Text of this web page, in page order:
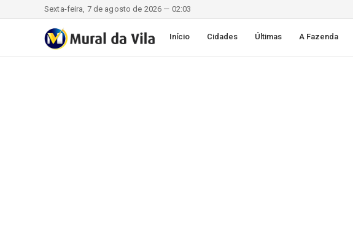
Sexta-feira, 7 de agosto de 2026 — 02:03
Início Cidades Últimas A Fazenda